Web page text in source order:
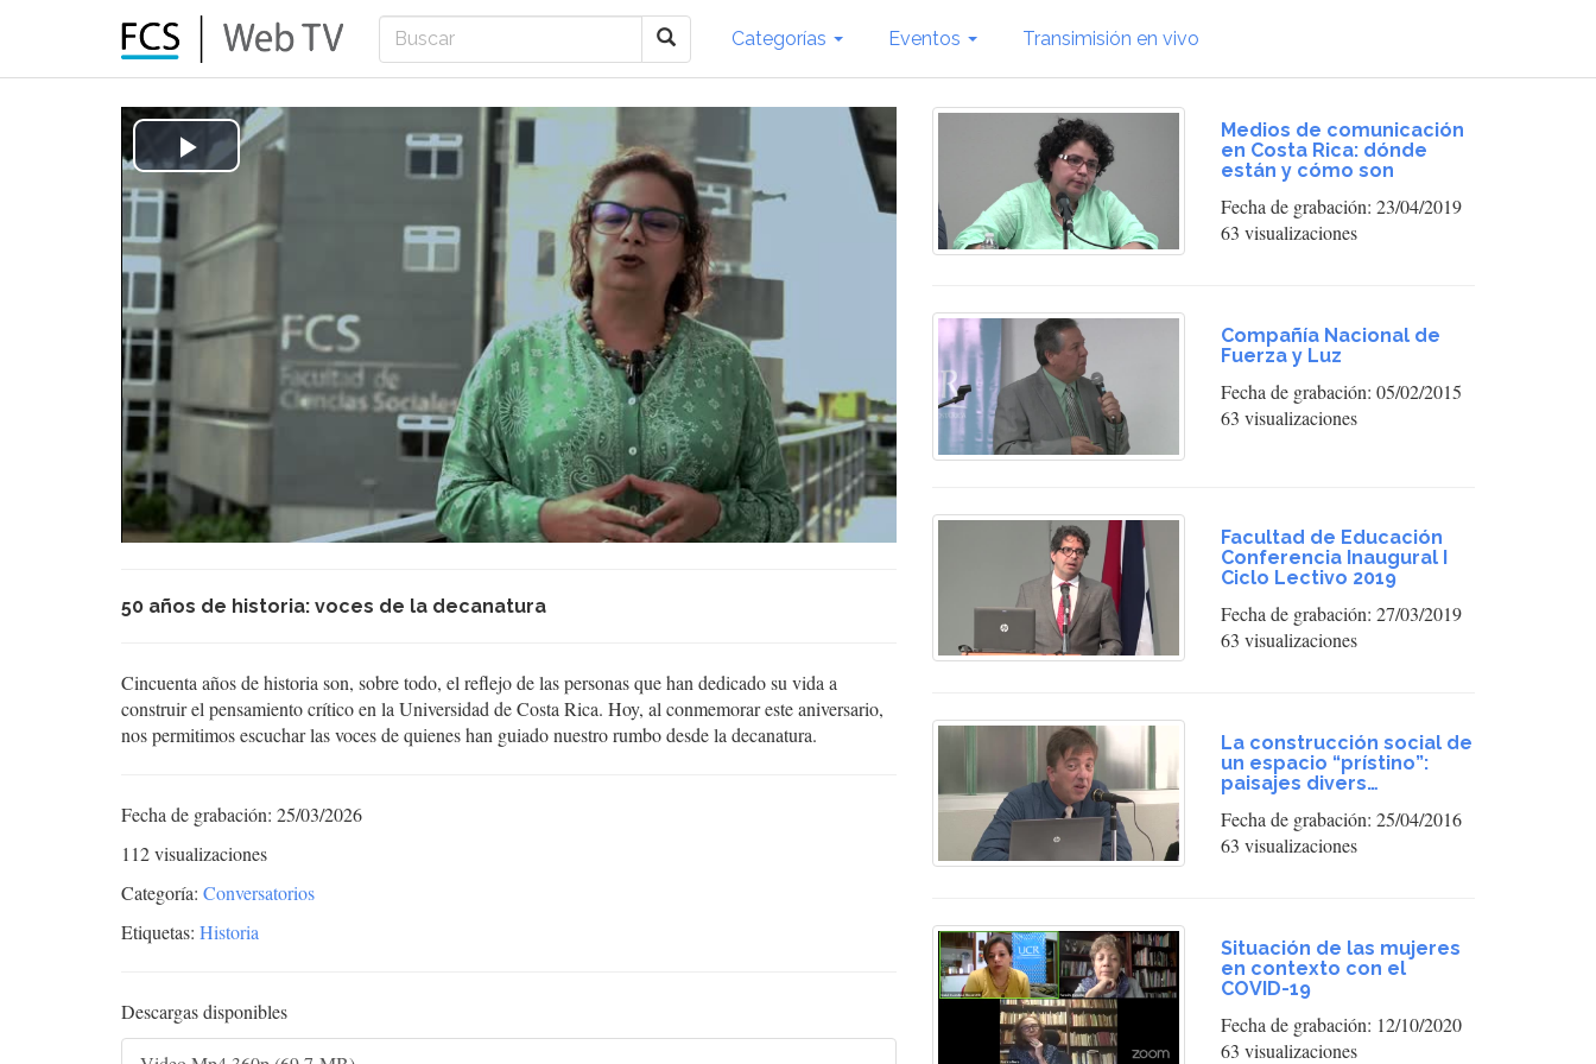
Categorías Eventos Transimisión en vivo
Play
Video
50 años de historia: voces de la decanatura
Cincuenta años de historia son, sobre todo, el reflejo de las personas que han dedicado su vida a
construir el pensamiento crítico en la Universidad de Costa Rica. Hoy, al conmemorar este aniversario,
nos permitimos escuchar las voces de quienes han guiado nuestro rumbo desde la decanatura.
Fecha de grabación: 25/03/2026
112 visualizaciones
Categoría: Conversatorios
Etiquetas: Historia
Descargas disponibles
Medios de comunicación
en Costa Rica: dónde
están y cómo son
Fecha de grabación: 23/04/2019
63 visualizaciones
Compañía Nacional de
Fuerza y Luz
Fecha de grabación: 05/02/2015
63 visualizaciones
Facultad de Educación
Conferencia Inaugural I
Ciclo Lectivo 2019
Fecha de grabación: 27/03/2019
63 visualizaciones
La construcción social de
un espacio “prístino”:
paisajes divers…
Fecha de grabación: 25/04/2016
63 visualizaciones
Situación de las mujeres
en contexto con el
COVID-19
Fecha de grabación: 12/10/2020
63 visualizaciones